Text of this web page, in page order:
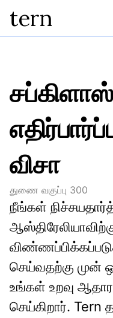
tern
விசா
துணை வகுப்பு 300
நீங்கள்
செய்வதற்கு முன்
உங்கள் உறவு
செய்கிறார். Tern